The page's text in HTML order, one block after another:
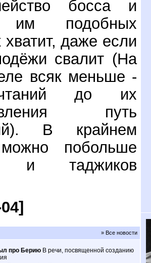
босса и
им подобных
даже если
свалит (На
всяк меньше -
до их
путь
В крайнем
побольше
и таджиков
» Все новости
про Берию В речи, посвященной созданию